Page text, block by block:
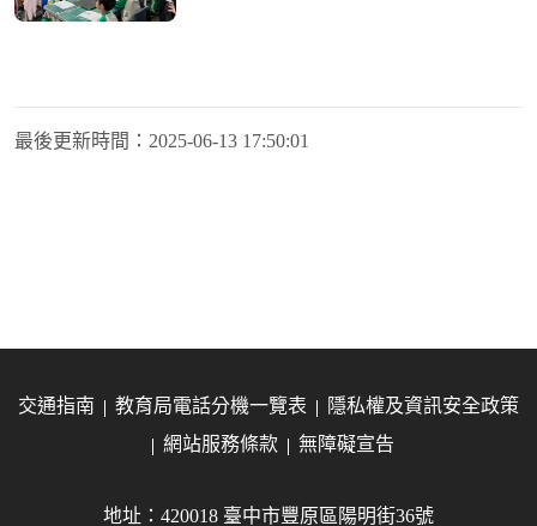
最後更新時間： 2025-06-13 17:50:01
交通指南 教育局電話分機一覽表
隱私權及資訊安全政策
網站服務條款
無障礙宣告
地址：420018 臺中市豐原區陽明街36號